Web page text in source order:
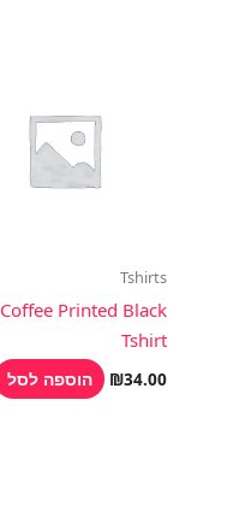
Tshirts
Coffee Printed Black
Tshirt
₪34.00 הוספה לסל